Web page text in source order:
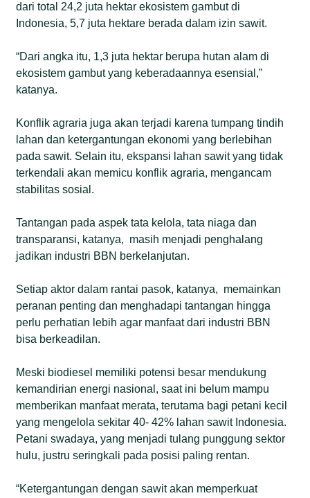
dari total 24,2 juta hektar ekosistem gambut di
Indonesia, 5,7 juta hektare berada dalam izin sawit.
“Dari angka itu, 1,3 juta hektar berupa hutan alam di
ekosistem gambut yang keberadaannya esensial,”
katanya.
Konflik agraria juga akan terjadi karena tumpang tindih
lahan dan ketergantungan ekonomi yang berlebihan
pada sawit. Selain itu, ekspansi lahan sawit yang tidak
terkendali akan memicu konflik agraria, mengancam
stabilitas sosial.
Tantangan pada aspek tata kelola, tata niaga dan
transparansi, katanya, masih menjadi penghalang
jadikan industri BBN berkelanjutan.
Setiap aktor dalam rantai pasok, katanya, memainkan
peranan penting dan menghadapi tantangan hingga
perlu perhatian lebih agar manfaat dari industri BBN
bisa berkeadilan.
Meski biodiesel memiliki potensi besar mendukung
kemandirian energi nasional, saat ini belum mampu
memberikan manfaat merata, terutama bagi petani kecil
yang mengelola sekitar 40- 42% lahan sawit Indonesia.
Petani swadaya, yang menjadi tulang punggung sektor
hulu, justru seringkali pada posisi paling rentan.
“Ketergantungan dengan sawit akan memperkuat